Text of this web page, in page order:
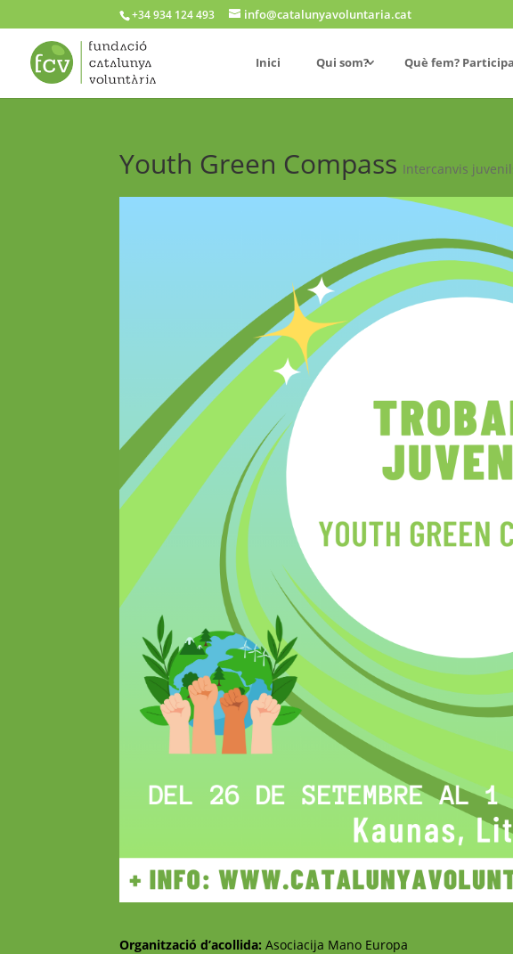
+34 934 124 493 info@catalunyavoluntaria.cat
Inici Qui som? Què fem?
Youth Green Compass Intercanvis
Organització d’acollida:Asociacija Mano Europa